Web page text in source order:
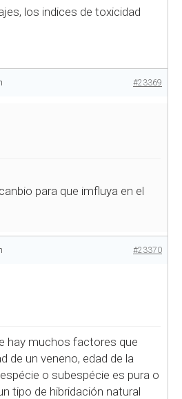
los indices de toxicidad
#23369
para que imfluya en el
#23370
hay muchos factores que
de un veneno, edad de la
o subespécie es pura o
tipo de hibridación natural